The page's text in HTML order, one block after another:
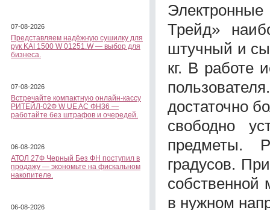
07-08-2026
Представляем надёжную сушилку для
рук KAI 1500 W 01251.W — выбор для
бизнеса.
07-08-2026
Встречайте компактную онлайн-кассу
РИТЕЙЛ-02Ф W UE AC ФН36 —
работайте без штрафов и очередей.
06-08-2026
АТОЛ 27Ф Черный Без ФН поступил в
продажу — экономьте на фискальном
накопителе.
06-08-2026
Трейд»
штучный и
кг. В работе
достаточно
свободно
предметы.
градусов.
собственной
в нужном